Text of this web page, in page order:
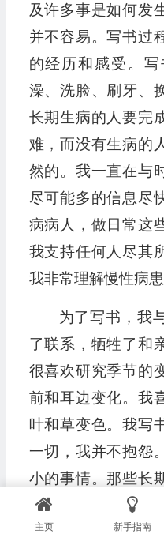
及许多事是如何发
并不容易。写书过
的经历和感受。
澡、洗脸、刷牙、
长期生病的人要完
难，而没有生病的
然的。我一直在与
尽可能多的信息尽
病病人，做日常这
我支持任何人尽其
我非常理解慢性病
为了写书，我
了联系，牺牲了和
很喜欢研究季节的
前和耳边变化。我
叶和草变色。我写
一切，我并不抱怨
小的事情。那些长
远远比这些牺牲要
心里。随着每一小
主页 新手指南